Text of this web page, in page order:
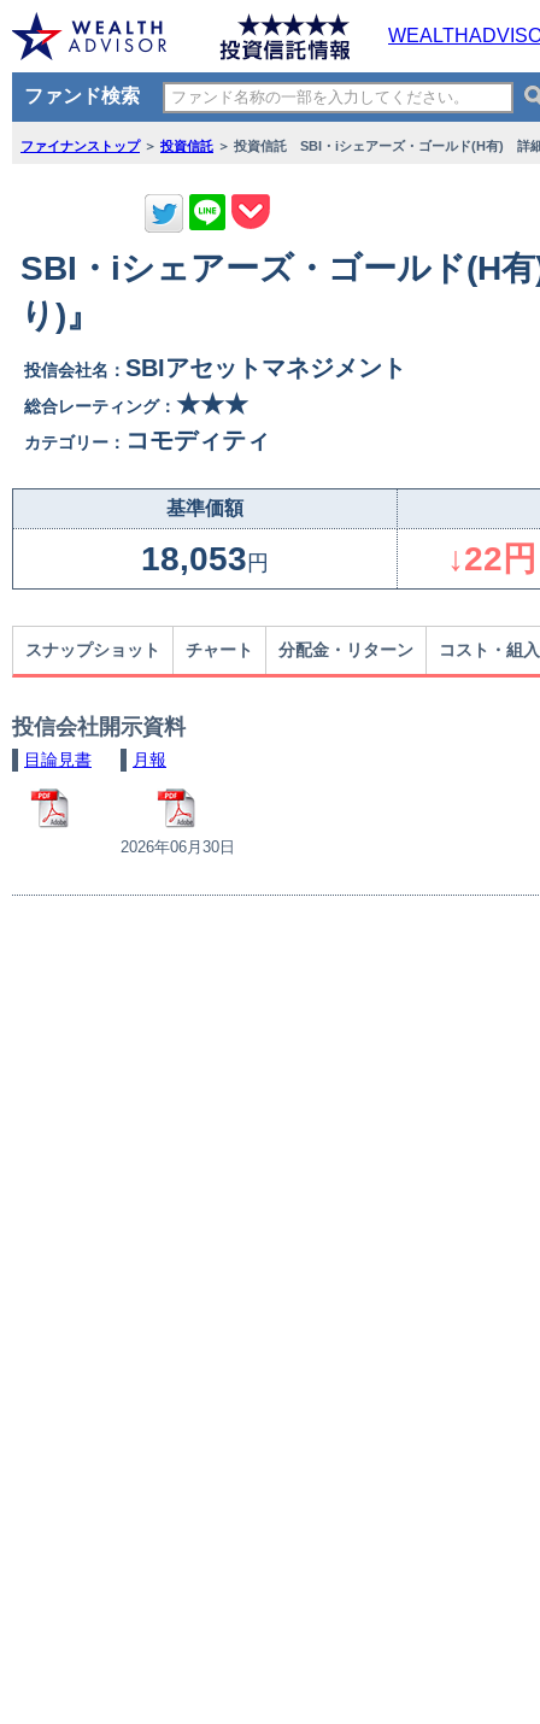
ファンド検索
ファイナンストップ＞ 投資信託 ＞ 投資信託 SBI・iシェアーズ・ゴールド(H有) 詳
SBI・iシェアーズ・ゴールド(H
り)』
投信会社名： SBIアセットマネジメント
総合レーティング： ★★★
カテゴリー： コモディティ
基準価額
18,053 円 ↓22
スナップショット チャート 分配金・リターン コスト・組
投信会社開示資料
目論見書 月報
2026年06月30日